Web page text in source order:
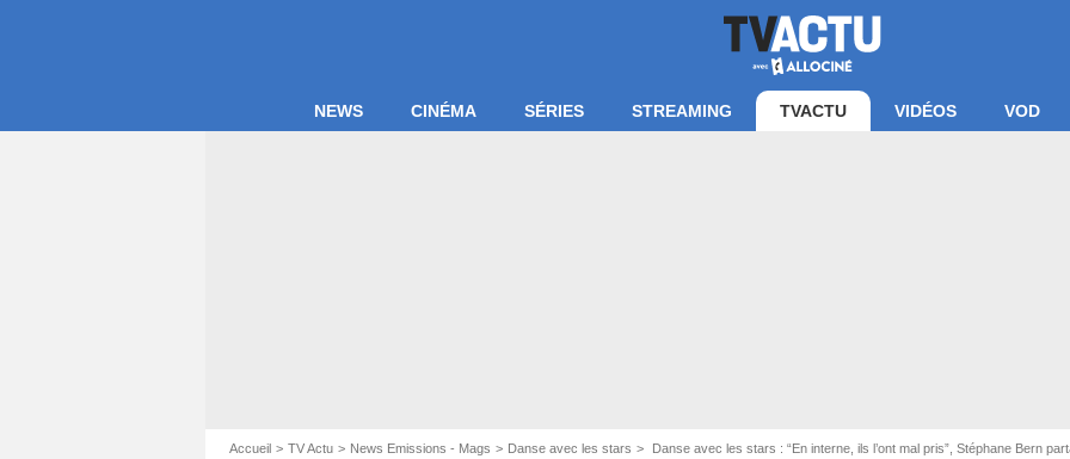
NEWS CINÉMA SÉRIES STREAMING TVACTU VIDÉOS VOD
Accueil TV Actu News Emissions - Mags Danse avec les stars Danse avec les stars : “En interne, ils l’ont mal pris”, Stéphane Bern